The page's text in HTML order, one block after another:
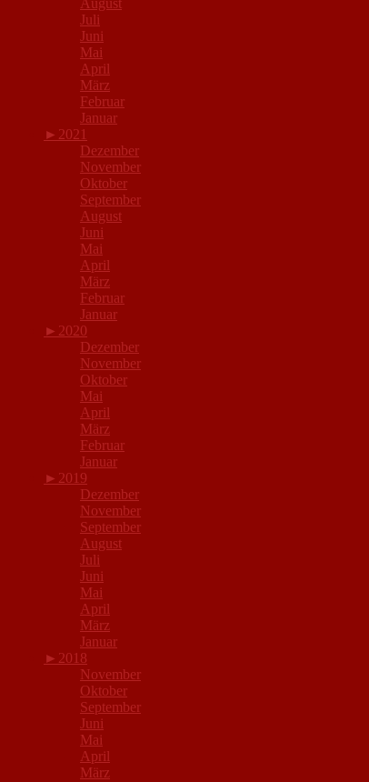
August
Juli
Juni
Mai
April
März
Februar
Januar
► 2021
Dezember
November
Oktober
September
August
Juni
Mai
April
März
Februar
Januar
► 2020
Dezember
November
Oktober
Mai
April
März
Februar
Januar
► 2019
Dezember
November
September
August
Juli
Juni
Mai
April
März
Januar
► 2018
November
Oktober
September
Juni
Mai
April
März